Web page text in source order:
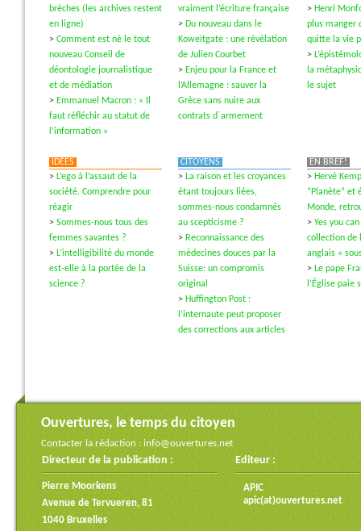
brèches (les archives restent
en ligne)
> Comment est né le tout
nouveau Conseil de
déontologie journalistique
et de médiation
> Emmanuel Macron : « Il
faut réfléchir au statut de
l’information »
vraiment l’écriture française
> Du nouveau dans le
Koweïtgate : une révélation
de Julien Courbet
> Enjeu pour la France et
l’Allemagne : sauver la
Grèce sans nuire aux
contrats d´armement
> Henri
plus manger
quitte la vie
>
la
le sujet
IDÉES
> L’ego à l’assaut de la
société. Comprendre pour
réagir
> Sommes-nous tous des
femmes savantes ?
> L’intelligibilité du monde
est-elle à la portée de la
science ?
CITOYENS
> La raison et les croyances
étant toujours liées,
sommes-nous condamnés
au scepticisme ?
> Reconnaissance des
médecines douces par la
Suisse: un compromis
original
> Huffington Post :
l’internaute peut proposer
des corrections aux articles
EN BREF!
> Hervé
“Planète” et
Monde,
> Yes you
collection de
anglais «
> Le pape
l’Église paie
Ouvertures, le temps du citoyen
Contacter la rédaction : info@ouvertures.net
Directeur de la publication :
Pierre Moorkens
Avenue de Tervueren, 81
1040 Bruxelles
Editeur :
APIC
apic(at)ouvertures.net